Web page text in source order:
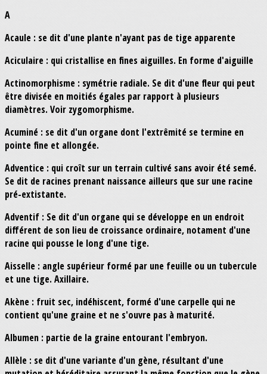
A
Acaule : se dit d'une plante n'ayant pas de tige apparente
Aciculaire : qui cristallise en fines aiguilles. En forme d'aiguille
Actinomorphisme : symétrie radiale. Se dit d'une fleur qui peut
être divisée en moitiés égales par rapport à plusieurs
diamètres. Voir zygomorphisme.
Acuminé : se dit d'un organe dont l'extrêmité se termine en
pointe fine et allongée.
Adventice : qui croît sur un terrain cultivé sans avoir été semé.
Se dit de racines prenant naissance ailleurs que sur une racine
pré-extistante.
Adventif : Se dit d'un organe qui se développe en un endroit
différent de son lieu de croissance ordinaire, notament d'une
racine qui pousse le long d'une tige.
Aisselle : angle supérieur formé par une feuille ou un tubercule
et une tige. Axillaire.
Akène : fruit sec, indéhiscent, formé d'une carpelle qui ne
contient qu'une graine et ne s'ouvre pas à maturité.
Albumen : partie de la graine entourant l'embryon.
Allèle : se dit d'une variante d'un gène, résultant d'une